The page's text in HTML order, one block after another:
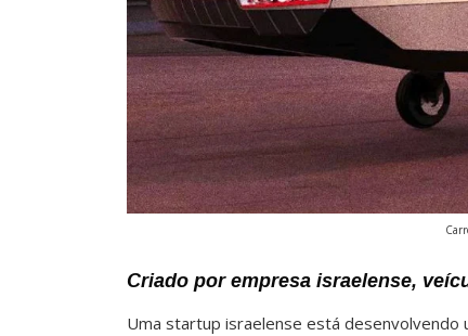
Criado por empresa israelense,
Uma startup israelense está desenvolvendo